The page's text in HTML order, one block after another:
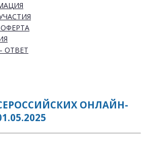
ОТВЕТ
ОНЛАЙН-